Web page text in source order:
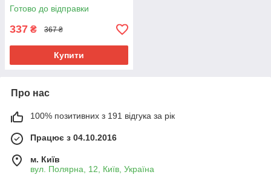
Готово до відправки
337 ₴ 367 ₴
Купити
Про нас
100% позитивних з 191 відгука за рік
Працює з 04.10.2016
м. Київ
вул. Полярна, 12, Київ, Україна